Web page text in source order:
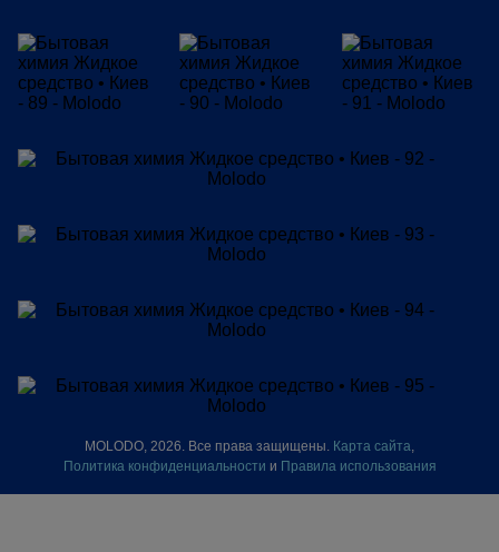
MOLODO, 2026. Все права защищены. Карта сайта,
Политика конфиденциальности и Правила использования